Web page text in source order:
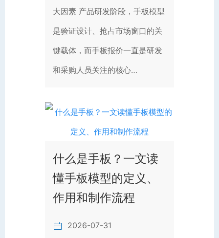
大因素 产品研发阶段，手板模型
是验证设计、抢占市场窗口的关
键载体，而手板报价一直是研发
和采购人员关注的核心…
什么是手板？一文读
懂手板模型的定义、
作用和制作流程
2026-07-31